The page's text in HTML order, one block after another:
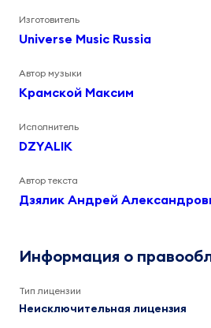
Изготовитель
Universe Music Russia
Автор музыки
Крамской Максим
Исполнитель
DZYALIK
Автор текста
Дзялик Андрей
Информация о
Тип лицензии
Неисключительная лицензия